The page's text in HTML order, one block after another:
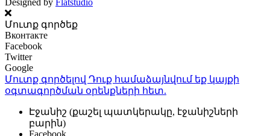
Մուտք գործեք
Вконтакте
Facebook
Twitter
Google
Մուտք գործելով Դուք համաձայնվում եք կայքի
օգտագործման օրենքների հետ.
Էջանիշ (քաշել պատկերակը, էջանիշների
բարին)
Facebook